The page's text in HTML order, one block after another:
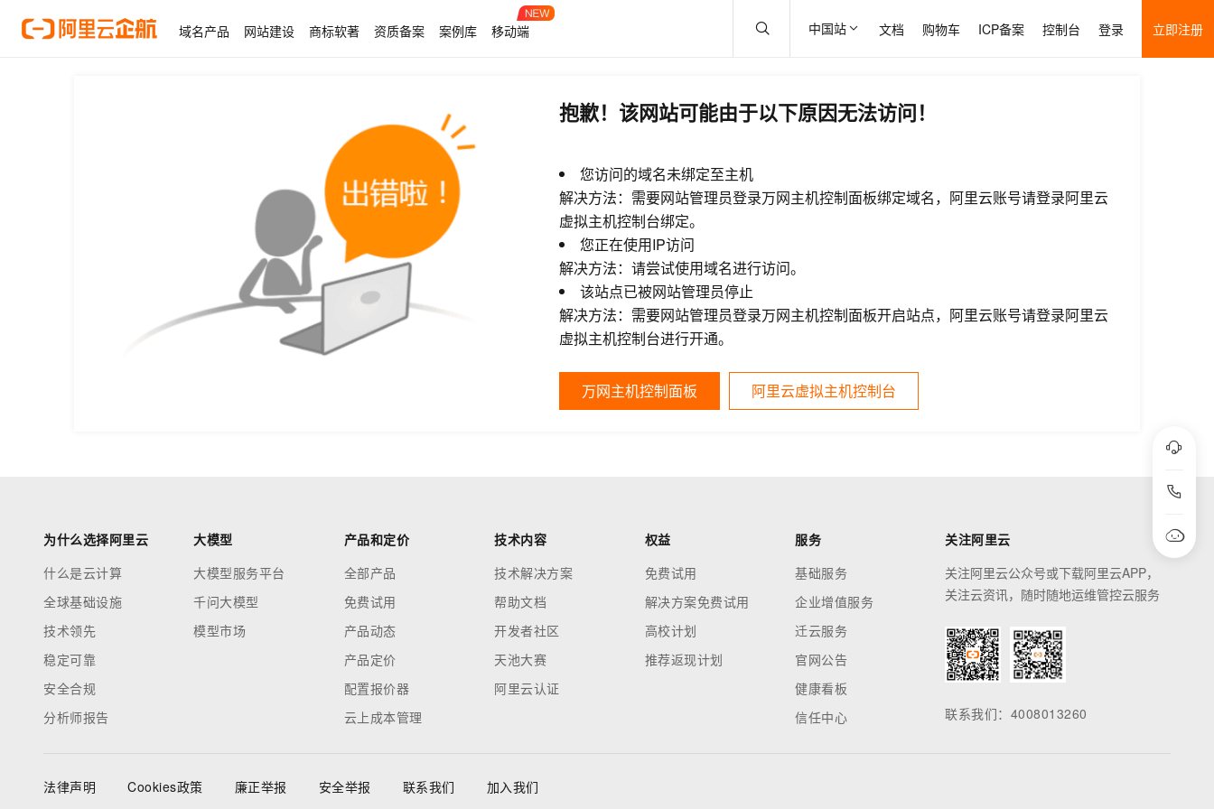
域名产品 网站建设 商标软著 资质备案 案例库 移动端 中国站 文档 购物车 ICP备案 控制台 登录 立即注册
抱歉！该网站可能由于以下原因无法访问！
您访问的域名未绑定至主机
解决方法：需要网站管理员登录万网主机控制面板绑定域名，阿里云账号请登录阿里云
虚拟主机控制台绑定。
您正在使用IP访问
解决方法：请尝试使用域名进行访问。
该站点已被网站管理员停止
解决方法：需要网站管理员登录万网主机控制面板开启站点，阿里云账号请登录阿里云
虚拟主机控制台进行开通。
万网主机控制面板 阿里云虚拟主机控制台